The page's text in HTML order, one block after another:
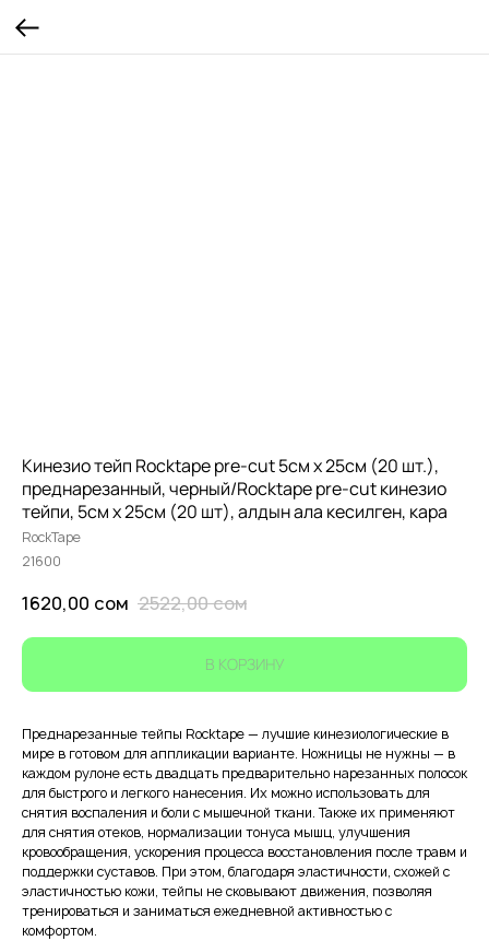
Кинезио тейп Rocktape pre-cut 5см х 25см (20 шт.),
преднарезанный, черный/Rocktape pre-cut кинезио
тейпи, 5см х 25см (20 шт), алдын ала кесилген, кара
RockTape
21600
1620,00 сом 2522,00сом
В КОРЗИНУ
Преднарезанные тейпы Rocktape — лучшие кинезиологические в
мире в готовом для аппликации варианте. Ножницы не нужны — в
каждом рулоне есть двадцать предварительно нарезанных полосок
для быстрого и легкого нанесения. Их можно использовать для
снятия воспаления и боли с мышечной ткани. Также их применяют
для снятия отеков, нормализации тонуса мышц, улучшения
кровообращения, ускорения процесса восстановления после травм и
поддержки суставов. При этом, благодаря эластичности, схожей с
эластичностью кожи, тейпы не сковывают движения, позволяя
тренироваться и заниматься ежедневной активностью с
комфортом.